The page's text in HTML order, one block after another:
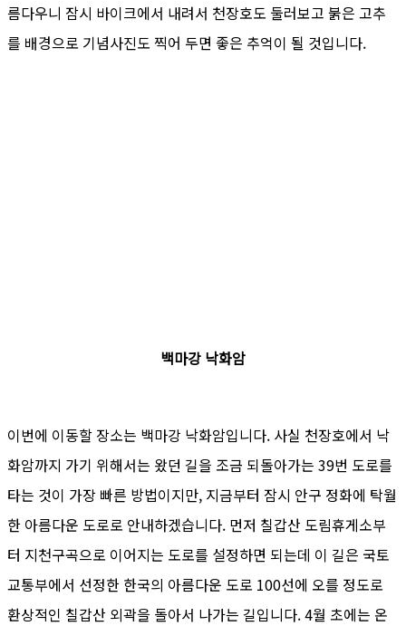
름다우니 잠시 바이크에서 내려서 천장호도 둘러보고 붉은 고추
를 배경으로 기념사진도 찍어 두면 좋은 추억이 될 것입니다.
백마강 낙화암
이번에 이동할 장소는 백마강 낙화암입니다. 사실 천장호에서 낙
화암까지 가기 위해서는 왔던 길을 조금 되돌아가는 39번 도로를
타는 것이 가장 빠른 방법이지만, 지금부터 잠시 안구 정화에 탁월
한 아름다운 도로로 안내하겠습니다. 먼저 칠갑산 도림휴게소부
터 지천구곡으로 이어지는 도로를 설정하면 되는데 이 길은 국토
교통부에서 선정한 한국의 아름다운 도로 100선에 오를 정도로
환상적인 칠갑산 외곽을 돌아서 나가는 길입니다. 4월 초에는 온